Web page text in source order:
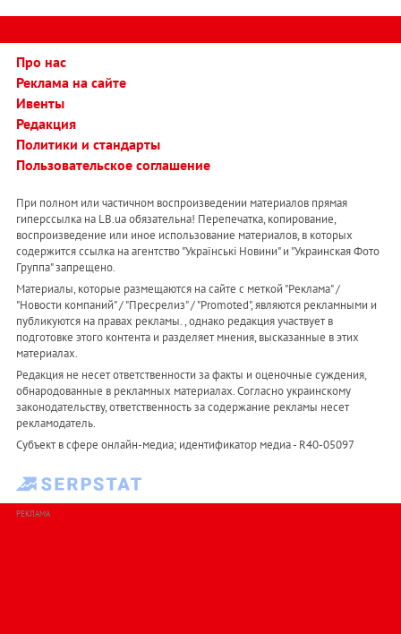
Про нас
Реклама на сайте
Ивенты
Редакция
Политики и стандарты
Пользовательское соглашение
При полном или частичном воспроизведении материалов прямая
гиперссылка на LB.ua обязательна! Перепечатка, копирование,
воспроизведение или иное использование материалов, в которых
содержится ссылка на агентство "Українськi Новини" и "Украинская Фото
Группа" запрещено.
Материалы, которые размещаются на сайте с меткой "Реклама" /
"Новости компаний" / "Пресрелиз" / "Promoted", являются рекламными и
публикуются на правах рекламы. , однако редакция участвует в
подготовке этого контента и разделяет мнения, высказанные в этих
материалах.
Редакция не несет ответственности за факты и оценочные суждения,
обнародованные в рекламных материалах. Согласно украинскому
законодательству, ответственность за содержание рекламы несет
рекламодатель.
Субъект в сфере онлайн-медиа; идентификатор медиа - R40-05097
РЕКЛАМА